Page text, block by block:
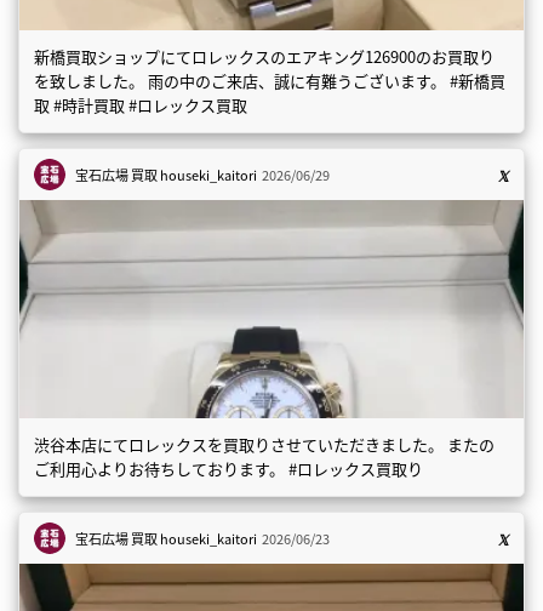
新橋買取ショップにてロレックスのエアキング126900のお買取り
を致しました。 雨の中のご来店、誠に有難うございます。 #新橋買
取 #時計買取 #ロレックス買取
宝石広場 買取houseki_kaitori 2026/06/29
渋谷本店にてロレックスを買取りさせていただきました。 またの
ご利用心よりお待ちしております。 #ロレックス買取り
宝石広場 買取houseki_kaitori 2026/06/23